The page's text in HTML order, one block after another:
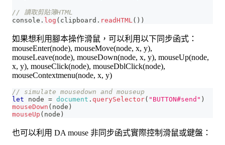
// 讀取剪貼簿HTML
console . log ( clipboard . readHTML ( ) )
如果想利用腳本操作滑鼠，可以利用以下同步函式：
mouseEnter(node), mouseMove(node, x, y),
mouseLeave(node), mouseDown(node, x, y), mouseUp(node,
x, y), mouseClick(node), mouseDblClick(node),
mouseContextmenu(node, x, y)
// simulate mousedown and mouseup
let node = document . querySelector( "BUTTON#send" )
mouseDown ( node )
mouseUp ( node )
也可以利用 DA mouse 非同步函式實際控制滑鼠或鍵盤：